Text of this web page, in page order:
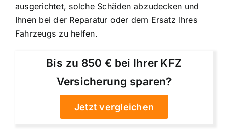
ausgerichtet, solche Schäden abzudecken und
Ihnen bei der Reparatur oder dem Ersatz Ihres
Fahrzeugs zu helfen.
Bis zu 850 € bei Ihrer KFZ
Versicherung sparen?
Jetzt vergleichen